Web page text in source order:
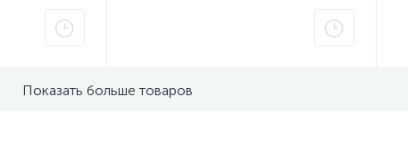
Показать больше товаров